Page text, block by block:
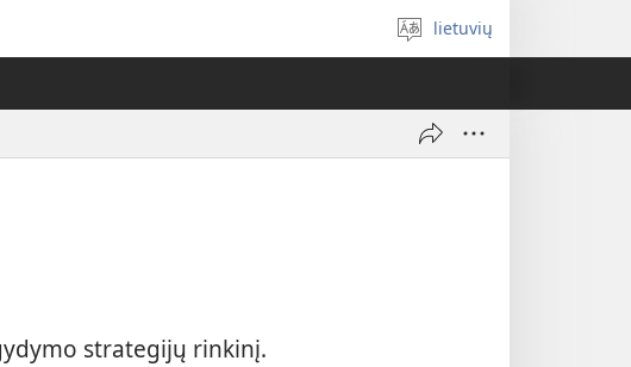
Pasirinkite
kalbą
lietuvių
strategijų rinkinį.